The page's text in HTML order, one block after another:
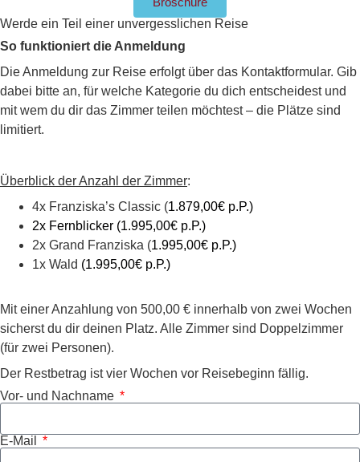
Werde ein Teil einer unvergesslichen Reise
So funktioniert die Anmeldung
Die Anmeldung zur Reise erfolgt über das Kontaktformular. Gib
dabei bitte an, für welche Kategorie du dich entscheidest und
mit wem du dir das Zimmer teilen möchtest – die Plätze sind
limitiert.
Überblick der Anzahl der Zimmer:
4x Franziska’s Classic (1.879,00€ p.P.)
2x Fernblicker (1.995,00€ p.P.)
2x Grand Franziska (1.995,00€ p.P.)
1x Wald (1.995,00€ p.P.)
Mit einer Anzahlung von 500,00 € innerhalb von zwei Wochen
sicherst du dir deinen Platz. Alle Zimmer sind Doppelzimmer
(für zwei Personen).
Der Restbetrag ist vier Wochen vor Reisebeginn fällig.
Vor- und Nachname
E-Mail